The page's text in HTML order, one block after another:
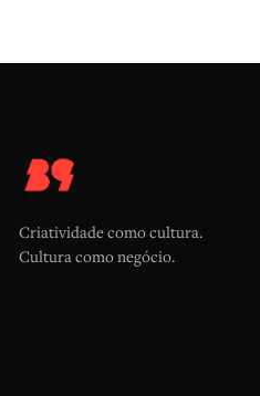
Criatividade como cultura.
Cultura como negócio.